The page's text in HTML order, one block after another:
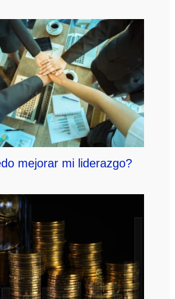
mejorar mi liderazgo?